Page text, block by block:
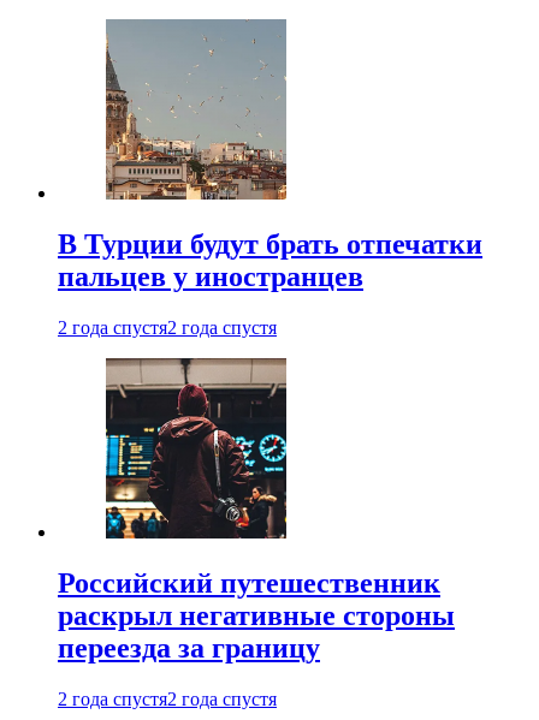
В Турции будут брать отпечатки
пальцев у иностранцев
2 года спустя2 года спустя
Российский путешественник
раскрыл негативные стороны
переезда за границу
2 года спустя2 года спустя